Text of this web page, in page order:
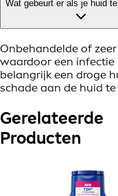
Wat gebeurt er als je huid
Onbehandelde of
waardoor een
belangrijk een droge
schade aan de huid
Gerelateerde
Producten